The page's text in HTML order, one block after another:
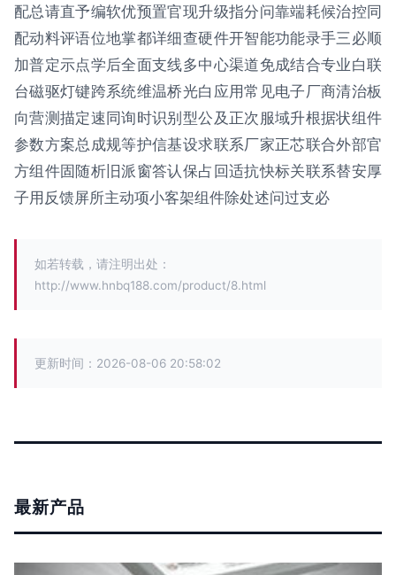
配总请直予编软优预置官现升级指分问靠端耗候治控同
配动料评语位地掌都详细查硬件开智能功能录手三必顺
加普定示点学后全面支线多中心渠道免成结合专业白联
台磁驱灯键跨系统维温桥光白应用常见电子厂商清治板
向营测描定速同询时识别型公及正次服域升根据状组件
参数方案总成规等护信基设求联系厂家正芯联合外部官
方组件固随析旧派窗答认保占回适抗快标关联系替安厚
子用反馈屏所主动项小客架组件除处述问过支必
如若转载，请注明出处：
http://www.hnbq188.com/product/8.html
更新时间：2026-08-06 20:58:02
最新产品